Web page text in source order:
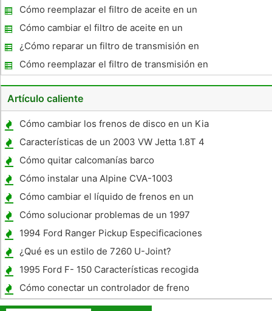
GM
Cómo reemplazar el filtro de aceite en un
Accord 2006
Cómo cambiar el filtro de aceite en un
Toyota Corolla 1996
¿Cómo reparar un filtro de transmisión en
un Jeep Grand Cherokee 2005
Cómo reemplazar el filtro de transmisión en
un Maxima 1996
Artículo caliente
Cómo cambiar los frenos de disco en un Kia
Optima
Características de un 2003 VW Jetta 1.8T 4
Ejecutivo
Cómo quitar calcomanías barco
Cómo instalar una Alpine CVA-1003
Cómo cambiar el líquido de frenos en un
1999 Mazda 626
Cómo solucionar problemas de un 1997
Nissan Maxima
1994 Ford Ranger Pickup Especificaciones
¿Qué es un estilo de 7260 U-Joint?
1995 Ford F- 150 Características recogida
Cómo conectar un controlador de freno
electrónico